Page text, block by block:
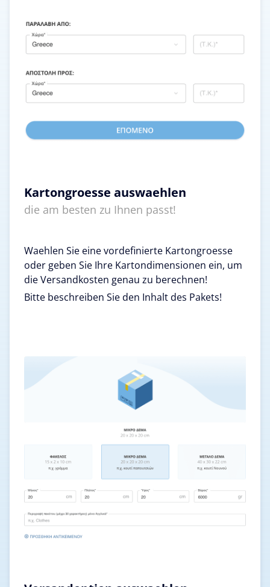
Kartongroesse auswaehlen
die am besten zu Ihnen passt!
Waehlen Sie eine vordefinierte Kartongroesse
oder geben Sie Ihre Kartondimensionen ein, um
die Versandkosten genau zu berechnen!
Bitte beschreiben Sie den Inhalt des Pakets!